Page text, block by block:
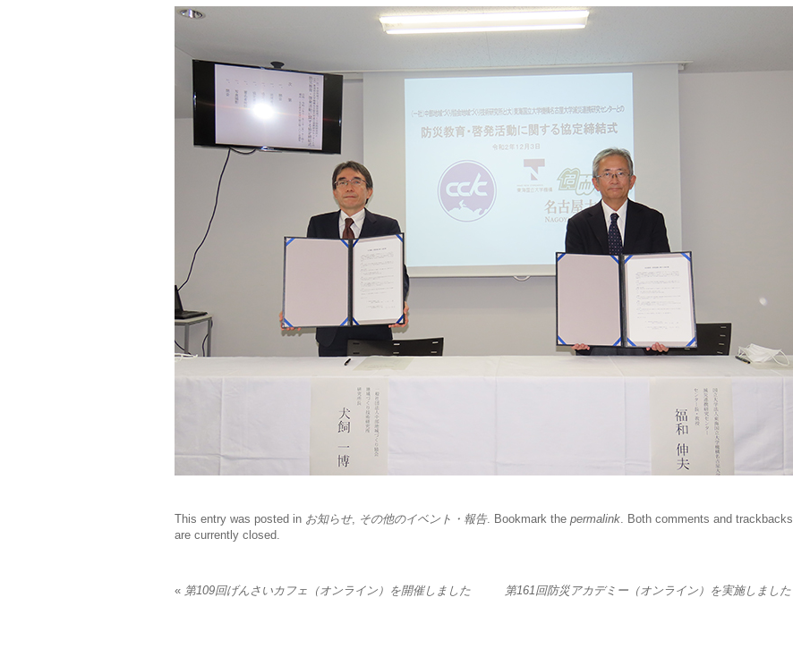
This entry was posted in お知らせ, その他のイベント・報告. Bookmark the permalink. Both comments and trackbacks
are currently closed.
«第109回げんさいカフェ（オンライン）を開催しました 第161回防災アカデミー（オンライン）を実施しました